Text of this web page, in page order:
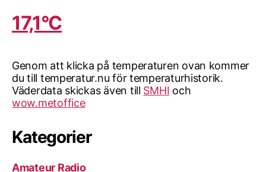
17,1°C
Genom att klicka på temperaturen ovan kommer
du till temperatur.nu för temperaturhistorik.
Väderdata skickas även till SMHI och
wow.metoffice
Kategorier
Amateur Radio